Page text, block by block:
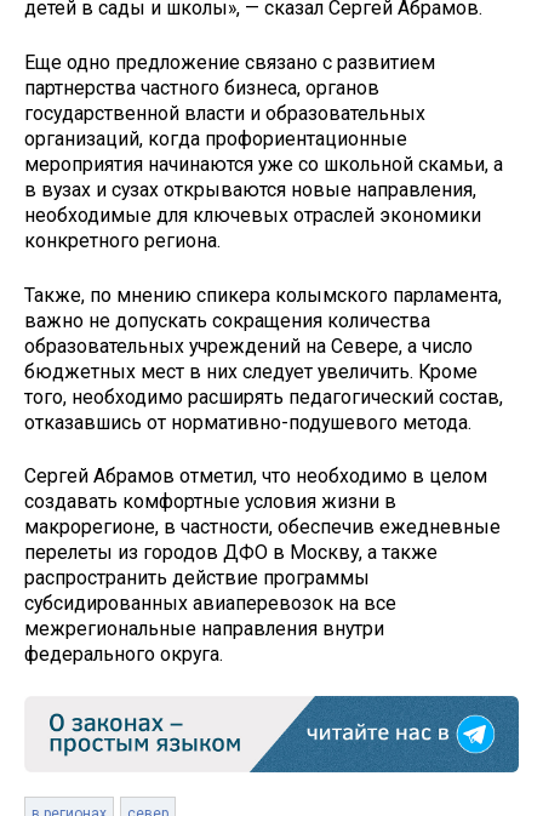
детей в сады и школы», — сказал Сергей Абрамов.
Еще одно предложение связано с развитием
партнерства частного бизнеса, органов
государственной власти и образовательных
организаций, когда профориентационные
мероприятия начинаются уже со школьной скамьи, а
в вузах и сузах открываются новые направления,
необходимые для ключевых отраслей экономики
конкретного региона.
Также, по мнению спикера колымского парламента,
важно не допускать сокращения количества
образовательных учреждений на Севере, а число
бюджетных мест в них следует увеличить. Кроме
того, необходимо расширять педагогический состав,
отказавшись от нормативно-подушевого метода.
Сергей Абрамов отметил, что необходимо в целом
создавать комфортные условия жизни в
макрорегионе, в частности, обеспечив ежедневные
перелеты из городов ДФО в Москву, а также
распространить действие программы
субсидированных авиаперевозок на все
межрегиональные направления внутри
федерального округа.